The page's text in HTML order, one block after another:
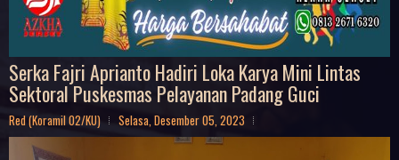
Serka Fajri Aprianto Hadiri Loka Karya Mini Lintas
Sektoral Puskesmas Pelayanan Padang Guci
Red (Koramil 02/KU) Selasa, Desember 05, 2023